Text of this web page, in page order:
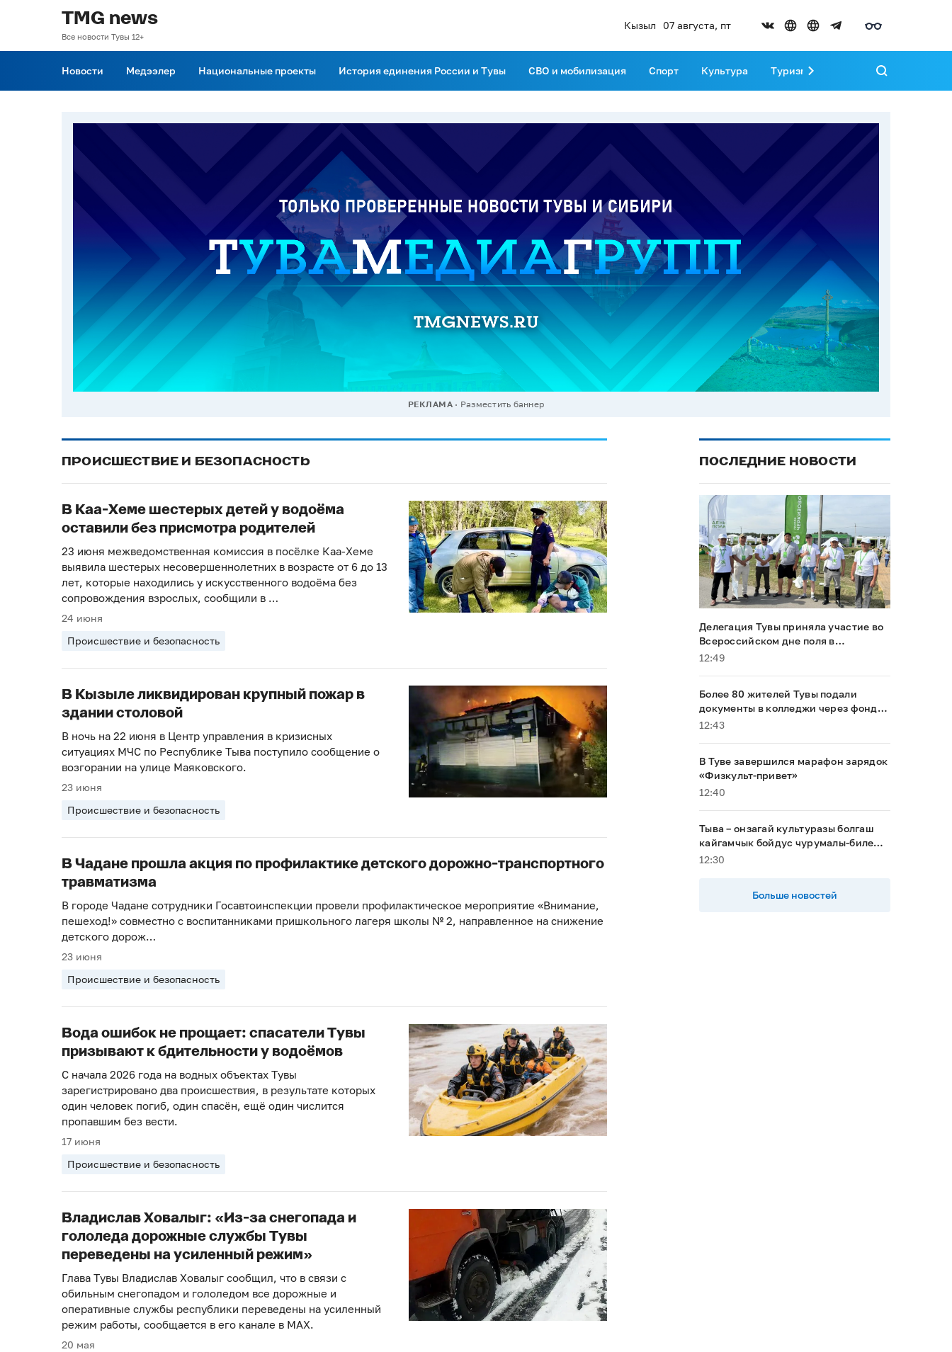
TMG news
Все новости Тувы 12+
Кызыл 07 августа, пт
Новости Медээлер Национальные проекты История единения России и Тувы СВО и мобилизация Спорт Культура Туризм Развитие Тувы
РЕКЛАМА Разместить баннер
ПРОИСШЕСТВИЕ И БЕЗОПАСНОСТЬ
В Каа-Хеме шестерых детей у водоёма
оставили без присмотра родителей
23 июня межведомственная комиссия в посёлке Каа-Хеме
выявила шестерых несовершеннолетних в возрасте от 6 до 13
лет, которые находились у искусственного водоёма без
сопровождения взрослых, сообщили в …
24 июня
Происшествие и безопасность
В Кызыле ликвидирован крупный пожар в
здании столовой
В ночь на 22 июня в Центр управления в кризисных
ситуациях МЧС по Республике Тыва поступило сообщение о
возгорании на улице Маяковского.
23 июня
Происшествие и безопасность
В Чадане прошла акция по профилактике детского дорожно-транспортного
травматизма
В городе Чадане сотрудники Госавтоинспекции провели профилактическое мероприятие «Внимание,
пешеход!» совместно с воспитанниками пришкольного лагеря школы № 2, направленное на снижение
детского дорож…
23 июня
Происшествие и безопасность
Вода ошибок не прощает: спасатели Тувы
призывают к бдительности у водоёмов
С начала 2026 года на водных объектах Тувы
зарегистрировано два происшествия, в результате которых
один человек погиб, один спасён, ещё один числится
пропавшим без вести.
17 июня
Происшествие и безопасность
Владислав Ховалыг: «Из-за снегопада и
гололеда дорожные службы Тувы
переведены на усиленный режим»
Глава Тувы Владислав Ховалыг сообщил, что в связи с
обильным снегопадом и гололедом все дорожные и
оперативные службы республики переведены на усиленный
режим работы, сообщается в его канале в MAX.
20 мая
ПОСЛЕДНИЕ НОВОСТИ
Делегация Тувы приняла участие во
Всероссийском дне поля в
Алтайском крае
12:49
Более 80 жителей Тувы подали
документы в колледжи через фонд
«Защитники Отечества»
12:43
В Туве завершился марафон зарядок
«Физкульт-привет»
12:40
Тыва – онзагай культуразы болгаш
кайгамчык бойдус чурумалы-биле
туристерни хаара тудуп турар
12:30
Больше новостей